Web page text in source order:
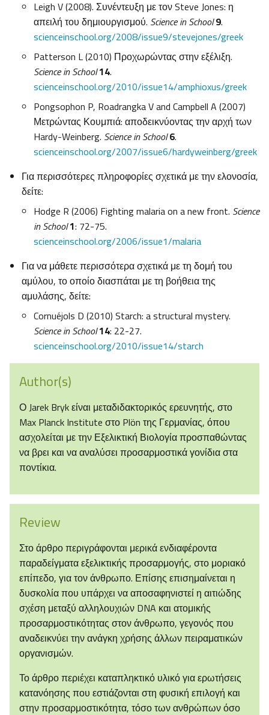
Leigh V (2008). Συνέντευξη με τον Steve Jones: η
απειλή του δημιουργισμού. Science in School 9.
scienceinschool.org/2008/issue9/stevejones/greek
Patterson L (2010) Προχωρώντας στην εξέλιξη.
Science in School14.
scienceinschool.org/2010/issue14/amphioxus/greek
Pongsophon P, Roadrangka V and Campbell A (2007)
Μετρώντας Κουμπιά: αποδεικνύοντας την αρχή των
Hardy-Weinberg. Science in School 6.
scienceinschool.org/2007/issue6/hardyweinberg/greek
Για περισσότερες πληροφορίες σχετικά με την ελονοσία,
δείτε:
Hodge R (2006) Fighting malaria on a new front. Science
in School1: 72-75.
scienceinschool.org/2006/issue1/malaria
Για να μάθετε περισσότερα σχετικά με τη δομή του
αμύλου, το οποίο διασπάται με τη βοήθεια της
αμυλάσης, δείτε:
Cornuéjols D (2010) Starch: a structural mystery.
Science in School14: 22-27.
scienceinschool.org/2010/issue14/starch
Author(s)
Ο Jarek Bryk είναι μεταδιδακτορικός ερευνητής, στο
Max Planck Institute στο Plön της Γερμανίας, όπου
ασχολείται με την Εξελικτική Βιολογία προσπαθώντας
να βρει και να αναλύσει προσαρμοστικά γονίδια στα
ποντίκια.
Review
Στο άρθρο περιγράφονται μερικά ενδιαφέροντα
παραδείγματα εξελικτικής προσαρμογής, στο μοριακό
επίπεδο, για τον άνθρωπο. Επίσης επισημαίνεται η
δυσκολία που υπάρχει να αποσαφηνιστεί η αιτιώδης
σχέση μεταξύ αλληλουχιών DNA και ατομικής
προσαρμοστικότητας στον άνθρωπο, γεγονός που
αναδεικνύει την ανάγκη χρήσης άλλων πειραματικών
οργανισμών.
Το άρθρο περιέχει καταπληκτικό υλικό για ερωτήσεις
κατανόησης που εστιάζονται στη φυσική επιλογή και
στην προσαρμοστικότητα, τόσο των ανθρώπων όσο